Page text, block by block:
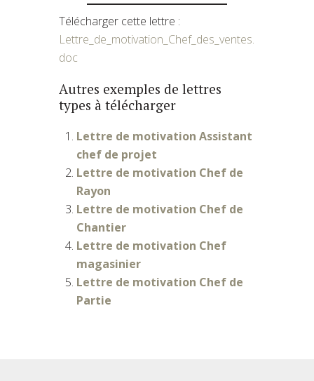
Télécharger cette lettre :
Lettre_de_motivation_Chef_des_ventes.
doc
Autres exemples de lettres
types à télécharger
Lettre de motivation Assistant
chef de projet
Lettre de motivation Chef de
Rayon
Lettre de motivation Chef de
Chantier
Lettre de motivation Chef
magasinier
Lettre de motivation Chef de
Partie